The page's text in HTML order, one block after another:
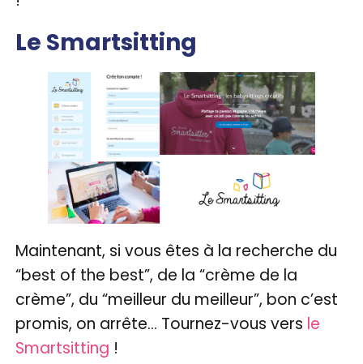
Le Smartsitting
Maintenant, si vous êtes à la recherche du
“best of the best”, de la “crème de la
crème”, du “meilleur du meilleur”, bon c’est
promis, on arrête… Tournez-vous vers le
Smartsitting !